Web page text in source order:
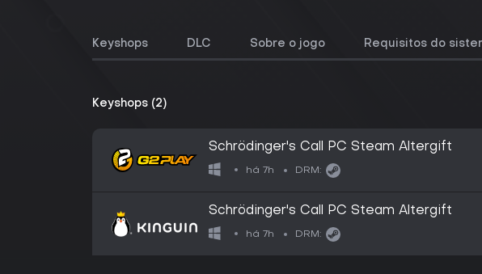
Keyshops DLC Sobre o jogo Requisitos do
Keyshops (2)
Schrödinger's Call PC Steam Altergift
há 7h DRM:
Schrödinger's Call PC Steam Altergift
há 7h DRM: